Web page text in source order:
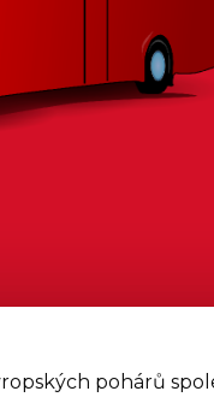
pohárů